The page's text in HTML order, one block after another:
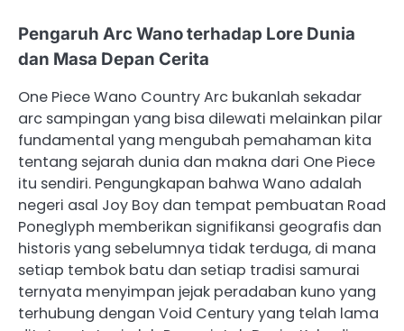
Pengaruh Arc Wano terhadap Lore Dunia
dan Masa Depan Cerita
One Piece Wano Country Arc bukanlah sekadar
arc sampingan yang bisa dilewati melainkan pilar
fundamental yang mengubah pemahaman kita
tentang sejarah dunia dan makna dari One Piece
itu sendiri. Pengungkapan bahwa Wano adalah
negeri asal Joy Boy dan tempat pembuatan Road
Poneglyph memberikan signifikansi geografis dan
historis yang sebelumnya tidak terduga, di mana
setiap tembok batu dan setiap tradisi samurai
ternyata menyimpan jejak peradaban kuno yang
terhubung dengan Void Century yang telah lama